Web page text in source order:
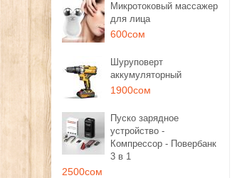
Микротоковый массажер
для лица
600сом
Шуруповерт
аккумуляторный
1900сом
Пуско зарядное
устройство -
Компрессор - Повербанк
3 в 1
2500сом